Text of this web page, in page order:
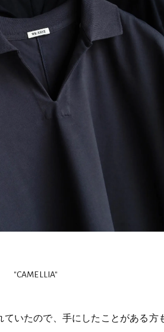
"CAMELLIA"
ていたので、手にしたことがある方